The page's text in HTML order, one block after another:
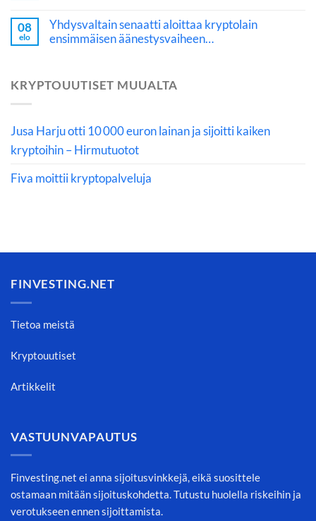
08
elo
Yhdysvaltain senaatti aloittaa kryptolain
ensimmäisen äänestysvaiheen…
KRYPTOUUTISET MUUALTA
Jusa Harju otti 10 000 euron lainan ja sijoitti kaiken
kryptoihin – Hirmutuotot
Fiva moittii kryptopalveluja
FINVESTING.NET
Tietoa meistä
Kryptouutiset
Artikkelit
VASTUUNVAPAUTUS
Finvesting.net ei anna sijoitusvinkkejä, eikä suosittele
ostamaan mitään sijoituskohdetta. Tutustu huolella riskeihin ja
verotukseen ennen sijoittamista.